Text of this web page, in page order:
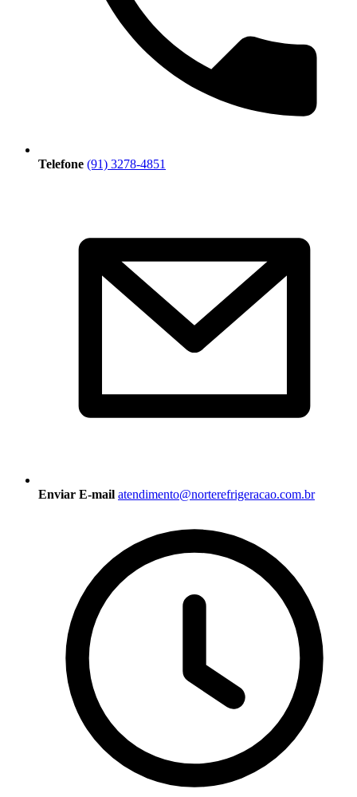
Telefone (91) 3278-4851
Enviar E-mail atendimento@norterefrigeracao.com.br